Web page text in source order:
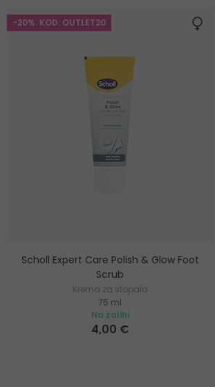
-20%. KOD: OUTLET20
Scholl Expert Care Polish & Glow Foot
Scrub
Krema za stopala
75 ml
Na zalihi
4,00 €